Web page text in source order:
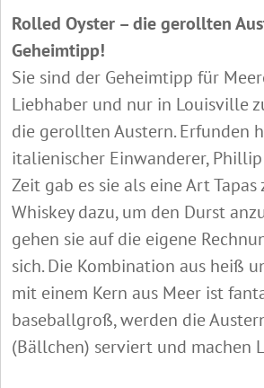
Rolled Oyster – die gerollten
Geheimtipp!
Sie sind der Geheimtipp für
Liebhaber und nur in Louisville
die gerollten Austern. Erfunden
italienischer Einwanderer,
Zeit gab es sie als eine Art
Whiskey dazu, um den Durst
gehen sie auf die eigene
sich. Die Kombination aus heiß
mit einem Kern aus Meer ist
baseballgroß, werden die
(Bällchen) serviert und machen